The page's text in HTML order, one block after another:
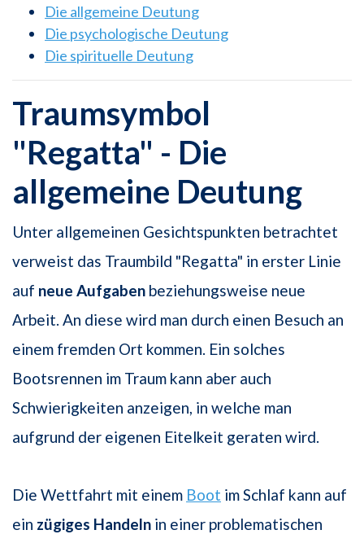
Die allgemeine Deutung
Die psychologische Deutung
Die spirituelle Deutung
Traumsymbol
"Regatta" - Die
allgemeine Deutung
Unter allgemeinen Gesichtspunkten betrachtet
verweist das Traumbild "Regatta" in erster Linie
auf neue Aufgaben beziehungsweise neue
Arbeit. An diese wird man durch einen Besuch an
einem fremden Ort kommen. Ein solches
Bootsrennen im Traum kann aber auch
Schwierigkeiten anzeigen, in welche man
aufgrund der eigenen Eitelkeit geraten wird.
Die Wettfahrt mit einem Boot im Schlaf kann auf
ein zügiges Handeln in einer problematischen